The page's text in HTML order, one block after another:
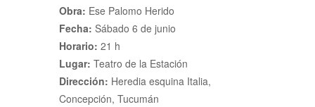
Obra: Ese Palomo Herido
Fecha: Sábado 6 de junio
Horario: 21 h
Lugar: Teatro de la Estación
Dirección: Heredia esquina Italia,
Concepción, Tucumán